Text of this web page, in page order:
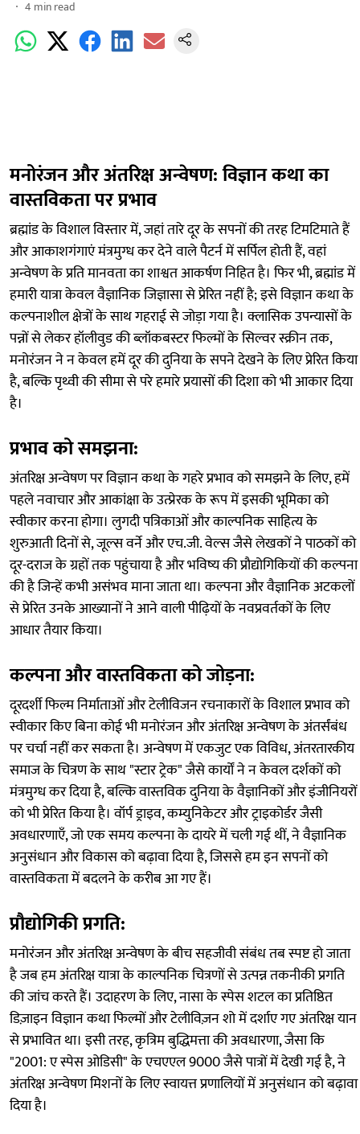
4 min read
मनोरंजन और अंतरिक्ष अन्वेषण: विज्ञान कथा का
वास्तविकता पर प्रभाव
ब्रह्मांड के विशाल विस्तार में, जहां तारे दूर के सपनों की तरह टिमटिमाते हैं
और आकाशगंगाएं मंत्रमुग्ध कर देने वाले पैटर्न में सर्पिल होती हैं, वहां
अन्वेषण के प्रति मानवता का शाश्वत आकर्षण निहित है। फिर भी, ब्रह्मांड में
हमारी यात्रा केवल वैज्ञानिक जिज्ञासा से प्रेरित नहीं है; इसे विज्ञान कथा के
कल्पनाशील क्षेत्रों के साथ गहराई से जोड़ा गया है। क्लासिक उपन्यासों के
पन्नों से लेकर हॉलीवुड की ब्लॉकबस्टर फिल्मों के सिल्वर स्क्रीन तक,
मनोरंजन ने न केवल हमें दूर की दुनिया के सपने देखने के लिए प्रेरित किया
है, बल्कि पृथ्वी की सीमा से परे हमारे प्रयासों की दिशा को भी आकार दिया
है।
प्रभाव को समझना:
अंतरिक्ष अन्वेषण पर विज्ञान कथा के गहरे प्रभाव को समझने के लिए, हमें
पहले नवाचार और आकांक्षा के उत्प्रेरक के रूप में इसकी भूमिका को
स्वीकार करना होगा। लुगदी पत्रिकाओं और काल्पनिक साहित्य के
शुरुआती दिनों से, जूल्स वर्ने और एच.जी. वेल्स जैसे लेखकों ने पाठकों को
दूर-दराज के ग्रहों तक पहुंचाया है और भविष्य की प्रौद्योगिकियों की कल्पना
की है जिन्हें कभी असंभव माना जाता था। कल्पना और वैज्ञानिक अटकलों
से प्रेरित उनके आख्यानों ने आने वाली पीढ़ियों के नवप्रवर्तकों के लिए
आधार तैयार किया।
कल्पना और वास्तविकता को जोड़ना:
दूरदर्शी फिल्म निर्माताओं और टेलीविजन रचनाकारों के विशाल प्रभाव को
स्वीकार किए बिना कोई भी मनोरंजन और अंतरिक्ष अन्वेषण के अंतर्संबंध
पर चर्चा नहीं कर सकता है। अन्वेषण में एकजुट एक विविध, अंतरतारकीय
समाज के चित्रण के साथ "स्टार ट्रेक" जैसे कार्यों ने न केवल दर्शकों को
मंत्रमुग्ध कर दिया है, बल्कि वास्तविक दुनिया के वैज्ञानिकों और इंजीनियरों
को भी प्रेरित किया है। वॉर्प ड्राइव, कम्युनिकेटर और ट्राइकोर्डर जैसी
अवधारणाएँ, जो एक समय कल्पना के दायरे में चली गई थीं, ने वैज्ञानिक
अनुसंधान और विकास को बढ़ावा दिया है, जिससे हम इन सपनों को
वास्तविकता में बदलने के करीब आ गए हैं।
प्रौद्योगिकी प्रगति:
मनोरंजन और अंतरिक्ष अन्वेषण के बीच सहजीवी संबंध तब स्पष्ट हो जाता
है जब हम अंतरिक्ष यात्रा के काल्पनिक चित्रणों से उत्पन्न तकनीकी प्रगति
की जांच करते हैं। उदाहरण के लिए, नासा के स्पेस शटल का प्रतिष्ठित
डिज़ाइन विज्ञान कथा फिल्मों और टेलीविज़न शो में दर्शाए गए अंतरिक्ष यान
से प्रभावित था। इसी तरह, कृत्रिम बुद्धिमत्ता की अवधारणा, जैसा कि
"2001: ए स्पेस ओडिसी" के एचएएल 9000 जैसे पात्रों में देखी गई है, ने
अंतरिक्ष अन्वेषण मिशनों के लिए स्वायत्त प्रणालियों में अनुसंधान को बढ़ावा
दिया है।